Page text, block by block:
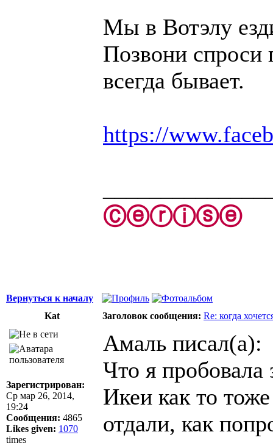
Мы в Вотэлу
Позвони спроси
всегда бывает.
https://
Ⓒⓔⓡⓘⓢⓔ
Вернуться к началу
Kat
Заголовок сообщения: Re: когда
Зарегистрирован:
Ср мар 26, 2014,
19:24
Сообщения: 4865
Likes given: 1070
times
Амаль писал(а):
Что я пробовала
Икеи как то
отдали, как